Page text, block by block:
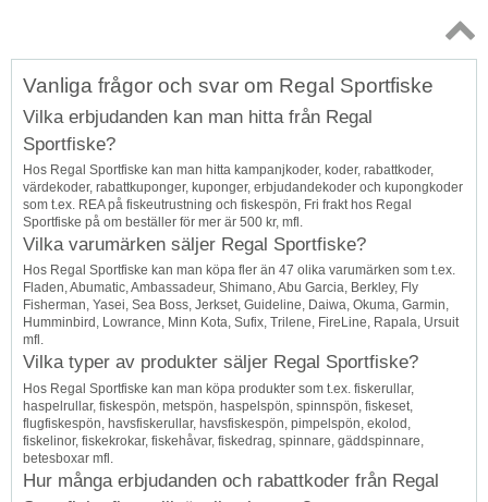
Topp
Vanliga frågor och svar om Regal Sportfiske
Vilka erbjudanden kan man hitta från Regal
Sportfiske?
Hos Regal Sportfiske kan man hitta kampanjkoder, koder, rabattkoder,
värdekoder, rabattkuponger, kuponger, erbjudandekoder och kupongkoder
som t.ex. REA på fiskeutrustning och fiskespön, Fri frakt hos Regal
Sportfiske på om beställer för mer är 500 kr, mfl.
Vilka varumärken säljer Regal Sportfiske?
Hos Regal Sportfiske kan man köpa fler än 47 olika varumärken som t.ex.
Fladen, Abumatic, Ambassadeur, Shimano, Abu Garcia, Berkley, Fly
Fisherman, Yasei, Sea Boss, Jerkset, Guideline, Daiwa, Okuma, Garmin,
Humminbird, Lowrance, Minn Kota, Sufix, Trilene, FireLine, Rapala, Ursuit
mfl.
Vilka typer av produkter säljer Regal Sportfiske?
Hos Regal Sportfiske kan man köpa produkter som t.ex. fiskerullar,
haspelrullar, fiskespön, metspön, haspelspön, spinnspön, fiskeset,
flugfiskespön, havsfiskerullar, havsfiskespön, pimpelspön, ekolod,
fiskelinor, fiskekrokar, fiskehåvar, fiskedrag, spinnare, gäddspinnare,
betesboxar mfl.
Hur många erbjudanden och rabattkoder från Regal